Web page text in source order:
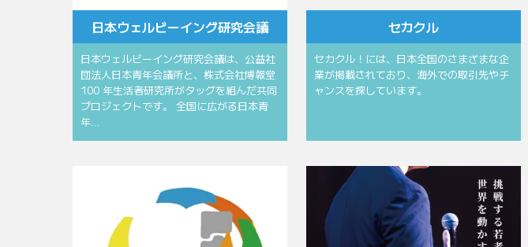
⽇本ウェルビーイング研究会議
⽇本ウェルビーイング研究会議は、公益社
団法⼈⽇本⻘年会議所と、株式会社博報堂
100 年⽣活者研究所がタッグを組んだ共同
プロジェクトです。 全国に広がる⽇本⻘
年…
セカクル
セカクル！には、日本全国のさまざまな企
業が掲載されており、海外での取引先やチ
ャンスを探しています。